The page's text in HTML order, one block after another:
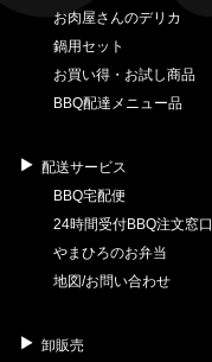
お肉屋さんのデリカ
鍋用セット
お買い得・お試し商品
BBQ配達メニュー品
配送サービス
BBQ宅配便
24時間受付BBQ注文窓口
やまひろのお弁当
地図/お問い合わせ
卸販売